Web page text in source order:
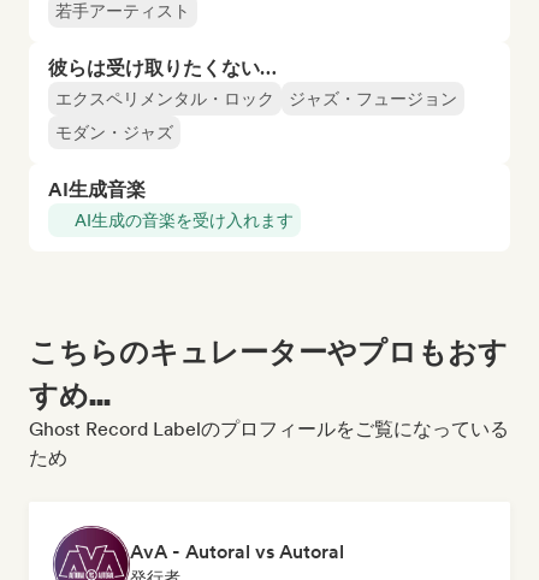
若手アーティスト
彼らは受け取りたくない…
エクスペリメンタル・ロック
ジャズ・フュージョン
モダン・ジャズ
AI生成音楽
AI生成の音楽を受け入れます
こちらのキュレーターやプロもおす
すめ...
Ghost Record Labelのプロフィールをご覧になっている
ため
AvA - Autoral vs Autoral